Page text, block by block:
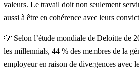
valeurs. Le travail doit non seulement
aussi à être en cohérence avec leurs
💡 Selon l’étude mondiale de Deloitte de
les millennials, 44 % des membres de la
employeur en raison de divergences avec